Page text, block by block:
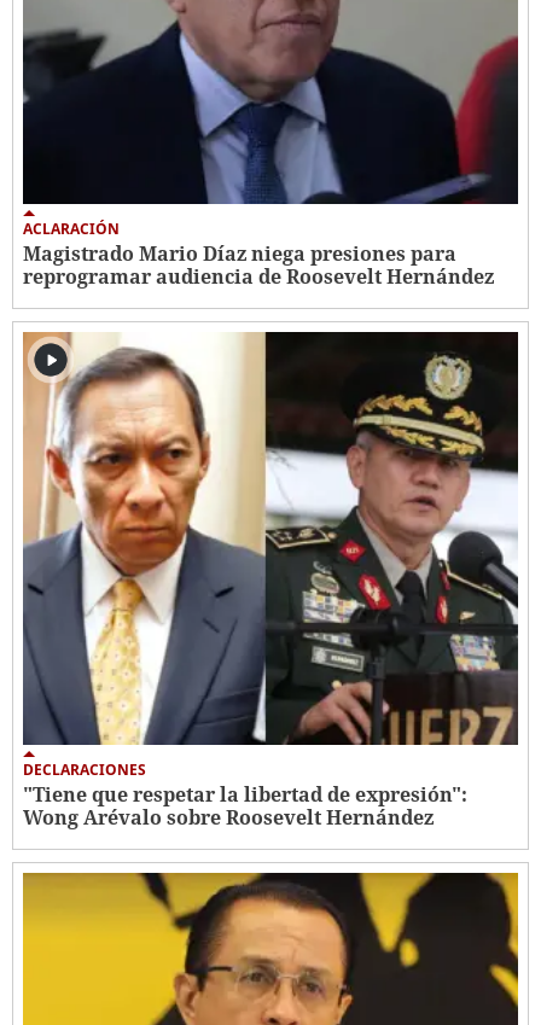
ACLARACIÓN
Magistrado Mario Díaz niega presiones para
reprogramar audiencia de Roosevelt Hernández
DECLARACIONES
"Tiene que respetar la libertad de expresión":
Wong Arévalo sobre Roosevelt Hernández